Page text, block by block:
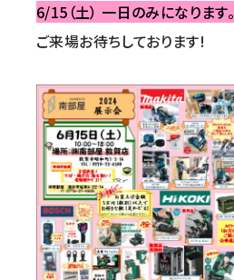
6/15（土） 一日のみになります。
ご来場お待ちしております!